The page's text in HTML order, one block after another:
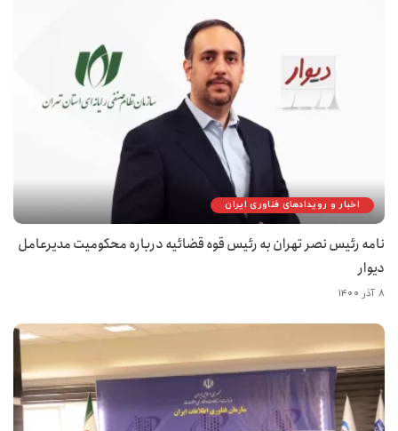
اخبار و رویدادهای فناوری ایران
نامه رئیس نصر تهران به رئیس قوه‌ قضائیه درباره محکومیت مدیرعامل
دیوار
۸ آذر ۱۴۰۰